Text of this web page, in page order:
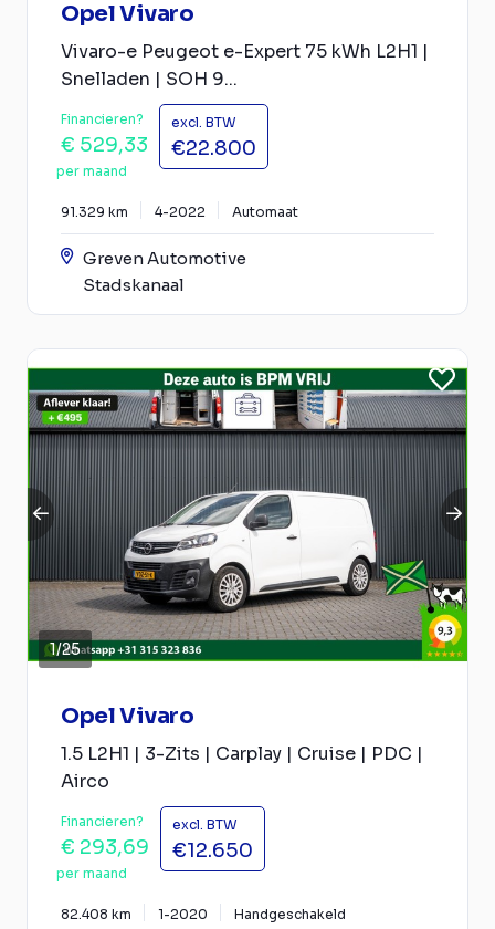
Opel Vivaro
Vivaro-e Peugeot e-Expert 75 kWh L2H1 |
Snelladen | SOH 9...
Financieren?
€ 529,33
per maand
excl. BTW
€22.800
91.329 km 4-2022 Automaat
Greven Automotive
Stadskanaal
1/25
Opel Vivaro
1.5 L2H1 | 3-Zits | Carplay | Cruise | PDC |
Airco
Financieren?
€ 293,69
per maand
excl. BTW
€12.650
82.408 km 1-2020 Handgeschakeld